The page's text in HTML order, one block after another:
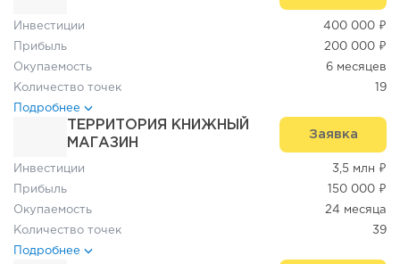
Инвестиции 400 000 ₽
Прибыль 200 000 ₽
Окупаемость 6 месяцев
Количество точек 19
Подробнее
ТЕРРИТОРИЯ КНИЖНЫЙ
МАГАЗИН
Заявка
Инвестиции 3,5 млн ₽
Прибыль 150 000 ₽
Окупаемость 24 месяца
Количество точек 39
Подробнее